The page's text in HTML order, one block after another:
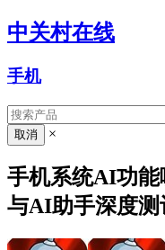
中关村在线
手机
×
手机系统AI功能
与AI助手深度测